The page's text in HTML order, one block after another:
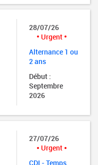
28/07/26
Urgent
Alternance 1 ou
2 ans
Début :
Septembre
2026
27/07/26
Urgent
CDI - Temps